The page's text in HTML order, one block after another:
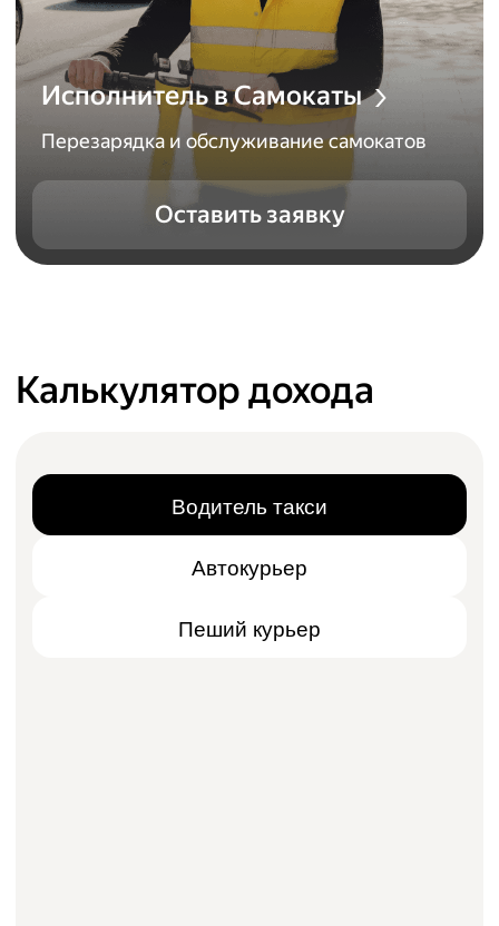
Исполнитель в Самокаты
Перезарядка и обслуживание самокатов
Оставить заявку
Калькулятор дохода
Водитель такси
Автокурьер
Пеший курьер